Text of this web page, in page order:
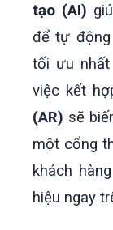
tạo (AI)
để tự động
tối ưu
việc kết
(AR) sẽ
một cổng
khách
hiệu ngay